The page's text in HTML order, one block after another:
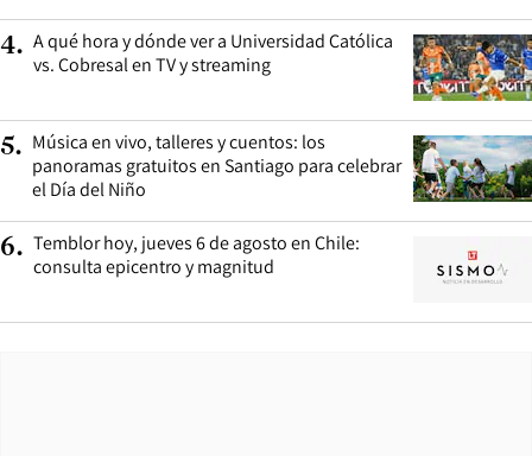
4. A qué hora y dónde ver a Universidad Católica
vs. Cobresal en TV y streaming
5. Música en vivo, talleres y cuentos: los
panoramas gratuitos en Santiago para celebrar
el Día del Niño
6. Temblor hoy, jueves 6 de agosto en Chile:
consulta epicentro y magnitud